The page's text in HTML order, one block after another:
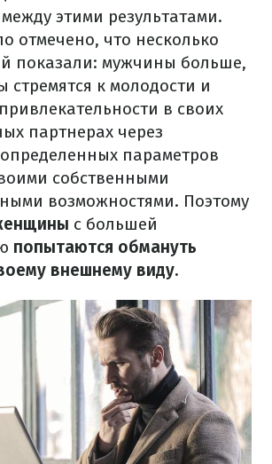
этими результатами.
отмечено, что несколько
показали: мужчины больше,
к молодости и
в своих
партнерах через
параметров
собственными
возможностями. Поэтому
с большей
попытаются обмануть
внешнему виду.